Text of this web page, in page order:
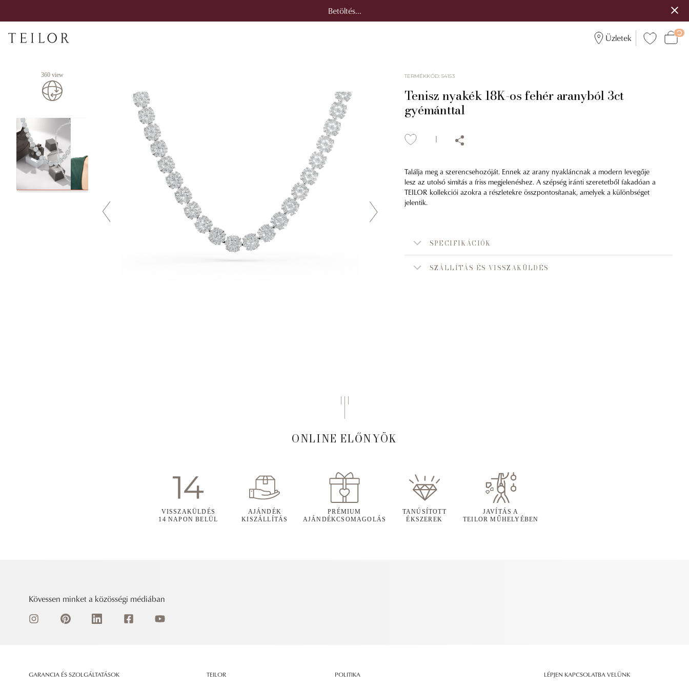
Betöltés...
Üzletek
360 view TERMÉKKÓD:54153
Tenisz nyakék 18K-os fehér aranyból 3ct
gyémánttal
Találja meg a szerencsehozóját. Ennek az arany nyakláncnak a modern levegője
lesz az utolsó simítás a friss megjelenéshez. A szépség iránti szeretetből fakadóan a
TEILOR kollekciói azokra a részletekre összpontosítanak, amelyek a különbséget
jelentik.
SPECIFIKÁCIÓK
SZÁLLÍTÁS ÉS VISSZAKÜLDÉS
ONLINE ELŐNYÖK
VISSZAKÜLDÉS
14 NAPON BELÜL
AJÁNDÉK
KISZÁLLÍTÁS
PRÉMIUM
AJÁNDÉKCSOMAGOLÁS
TANÚSÍTOTT
ÉKSZEREK
JAVÍTÁS A
TEILOR MŰHELYÉBEN
Kövessen minket a közösségi médiában
GARANCIA ÉS SZOLGÁLTATÁSOK TEILOR POLITIKA LÉPJEN KAPCSOLATBA VELÜNK